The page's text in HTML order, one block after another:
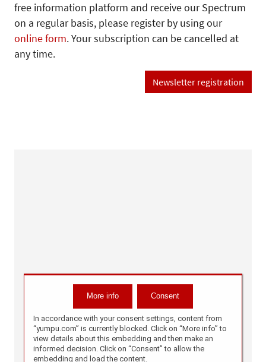
free information platform and receive our Spectrum
on a regular basis, please register by using our
online form. Your subscription can be cancelled at
any time.
Newsletter registration